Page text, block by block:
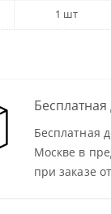
1 шт
Бесплатная
Бесплатная
Москве в
при заказе